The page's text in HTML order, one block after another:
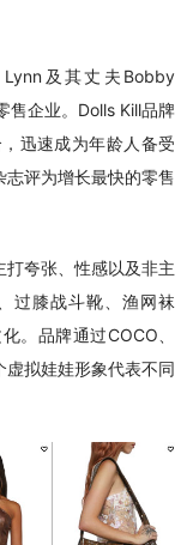
及其丈夫Bobby
售企业。Dolls Kill品牌
迅速成为年龄人备受
评为增长最快的零售
夸张、性感以及非主
过膝战斗靴、渔网袜
。品牌通过COCO、
虚拟娃娃形象代表不同